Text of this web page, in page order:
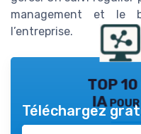
management et le
l’entreprise.
TOP
IA
Téléchargez